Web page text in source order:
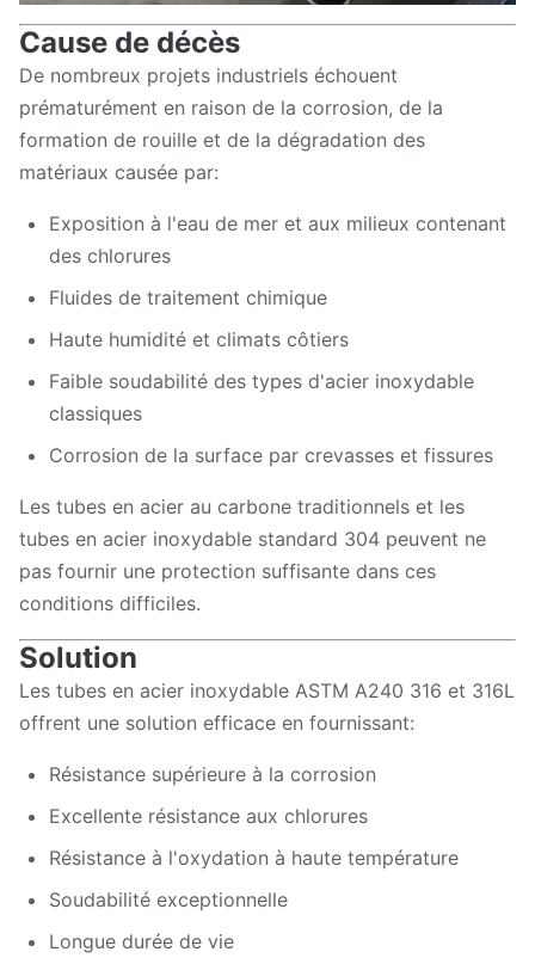
Cause de décès
De nombreux projets industriels échouent
prématurément en raison de la corrosion, de la
formation de rouille et de la dégradation des
matériaux causée par:
Exposition à l'eau de mer et aux milieux contenant
des chlorures
Fluides de traitement chimique
Haute humidité et climats côtiers
Faible soudabilité des types d'acier inoxydable
classiques
Corrosion de la surface par crevasses et fissures
Les tubes en acier au carbone traditionnels et les
tubes en acier inoxydable standard 304 peuvent ne
pas fournir une protection suffisante dans ces
conditions difficiles.
Solution
Les tubes en acier inoxydable ASTM A240 316 et 316L
offrent une solution efficace en fournissant:
Résistance supérieure à la corrosion
Excellente résistance aux chlorures
Résistance à l'oxydation à haute température
Soudabilité exceptionnelle
Longue durée de vie